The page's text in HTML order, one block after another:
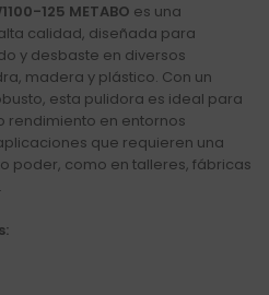
125 METABO es una
calidad, diseñada para
y desbaste en diversos
madera y plástico. Con un
esta pulidora es ideal para
rendimiento en entornos
que requieren una
poder, como en talleres, fábricas